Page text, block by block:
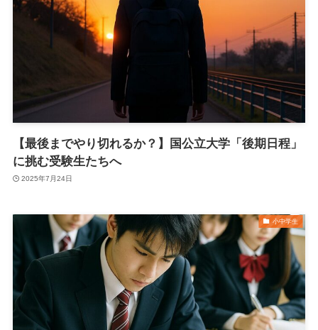
【最後までやり切れるか？】国公立大学「後期日程」
に挑む受験生たちへ
2025年7月24日
小中学生